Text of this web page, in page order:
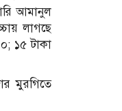
আমানুল
লাগছে
১৫ টাকা
মুরগিতে